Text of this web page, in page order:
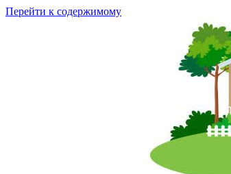
Перейти к содержимому